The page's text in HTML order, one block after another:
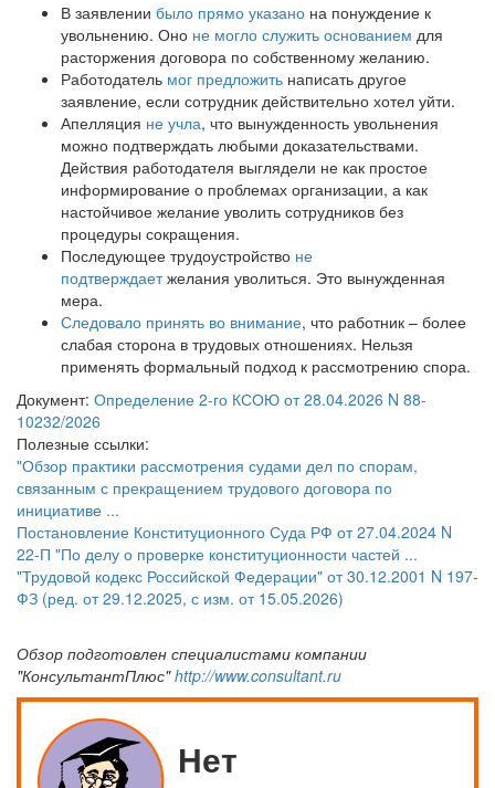
В заявлении было прямо указано на понуждение к
увольнению. Оно не могло служить основанием для
расторжения договора по собственному желанию.
Работодатель мог предложить написать другое
заявление, если сотрудник действительно хотел уйти.
Апелляция не учла, что вынужденность увольнения
можно подтверждать любыми доказательствами.
Действия работодателя выглядели не как простое
информирование о проблемах организации, а как
настойчивое желание уволить сотрудников без
процедуры сокращения.
Последующее трудоустройство не
подтверждаетжелания уволиться. Это вынужденная
мера.
Следовало принять во внимание, что работник – более
слабая сторона в трудовых отношениях. Нельзя
применять формальный подход к рассмотрению спора.
Документ: Определение 2-го КСОЮ от 28.04.2026 N 88-
10232/2026
Полезные ссылки:
"Обзор практики рассмотрения судами дел по спорам,
связанным с прекращением трудового договора по
инициативе ...
Постановление Конституционного Суда РФ от 27.04.2024 N
22-П "По делу о проверке конституционности частей ...
"Трудовой кодекс Российской Федерации" от 30.12.2001 N 197-
ФЗ (ред. от 29.12.2025, с изм. от 15.05.2026)
Обзор подготовлен специалистами компании
"КонсультантПлюс"http://www.consultant.ru
Нет